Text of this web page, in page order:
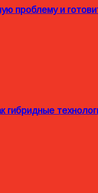
проблему и
гибридные